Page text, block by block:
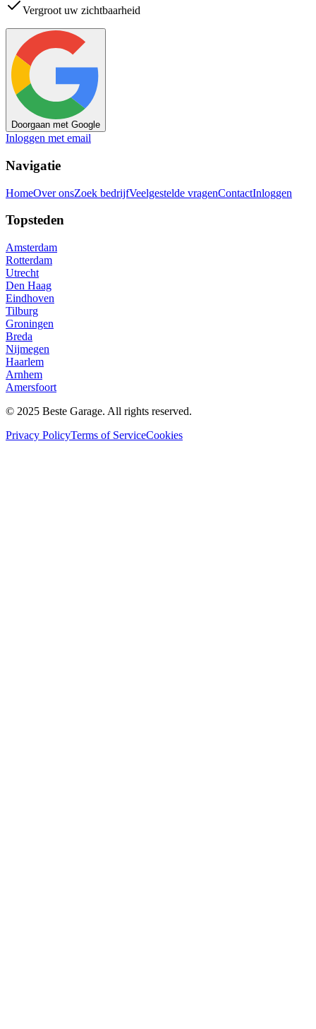
Vergroot uw zichtbaarheid
Doorgaan met Google
Inloggen met email
Navigatie
HomeOver onsZoek bedrijfVeelgestelde vragenContactInloggen
Topsteden
Amsterdam
Rotterdam
Utrecht
Den Haag
Eindhoven
Tilburg
Groningen
Breda
Nijmegen
Haarlem
Arnhem
Amersfoort
© 2025 Beste Garage. All rights reserved.
Privacy PolicyTerms of ServiceCookies